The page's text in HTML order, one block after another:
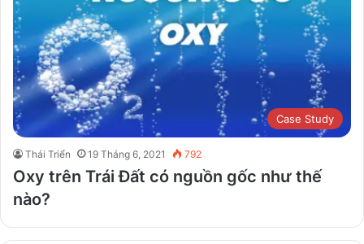
Case Study
Thái Triển 19 Tháng 6, 2021 792
Oxy trên Trái Đất có nguồn gốc như thế
nào?